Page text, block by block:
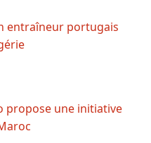
entraîneur portugais
propose une initiative